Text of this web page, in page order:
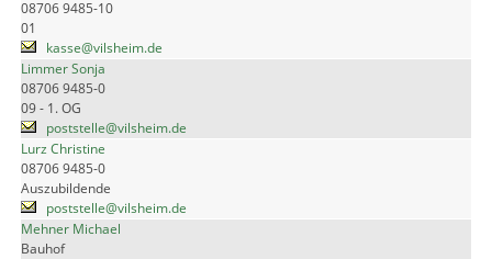
08706 9485-10
01
kasse@vilsheim.de
Limmer Sonja
08706 9485-0
09 - 1. OG
poststelle@vilsheim.de
Lurz Christine
08706 9485-0
Auszubildende
poststelle@vilsheim.de
Mehner Michael
Bauhof